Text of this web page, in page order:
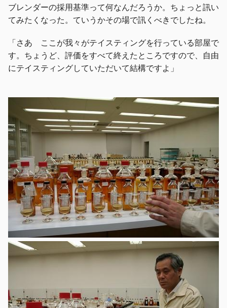
ブレンダーの採用基準って何なんだろうか。ちょっと訊い
てみたくなった。ていうかその場で訊くべきでしたね。
「さあ ここが我々がテイスティングを行っている部屋で
す。ちょうど、評価をすべて終えたところですので、自由
にテイスティングしていただいて結構ですよ」